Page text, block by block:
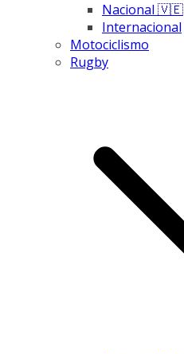
Nacional 🇻🇪
Internacional
Motociclismo
Rugby